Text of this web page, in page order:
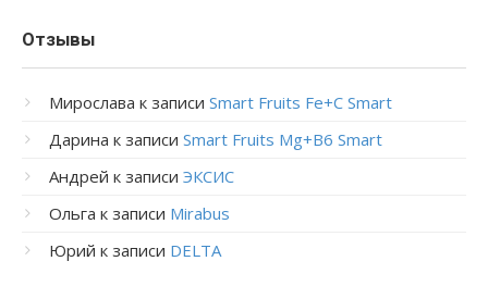
Отзывы
Мирослава к записи Smart Fruits Fe+C Smart
Дарина к записи Smart Fruits Mg+B6 Smart
Андрей к записи ЭКСИС
Ольга к записи Mirabus
Юрий к записи DELTA